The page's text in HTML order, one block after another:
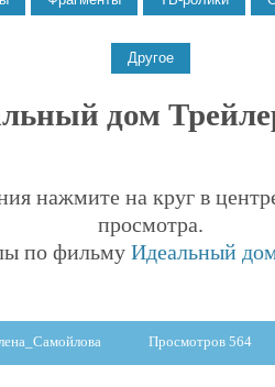
дом
нажмите на круг в
просмотра.
по фильму Идеальный
Просмотров 564